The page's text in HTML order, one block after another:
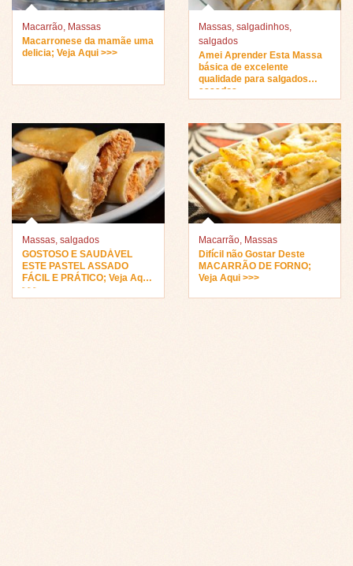
Macarrão, Massas
Macarronese da mamãe uma
delicia; Veja Aqui >>>
Massas, salgadinhos,
salgados
Amei Aprender Esta Massa
básica de excelente
qualidade para salgados
assados
Massas salgados
GOSTOSO E SAUDÁVEL
ESTE PASTEL ASSADO
FÁCIL E PRÁTICO; Veja Aqui
>>>
Macarrão Massas
Difícil não Gostar Deste
MACARRÃO DE FORNO;
Veja Aqui >>>